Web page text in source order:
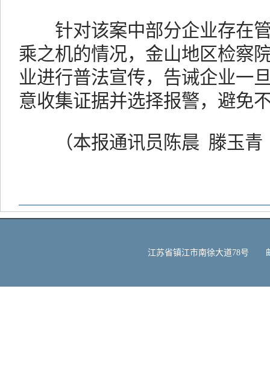
针对该案中部分企业存在管
乘之机的情况，金山地区检察
业进行普法宣传，告诫企业一
意收集证据并选择报警，避免
（本报通讯员陈晨 滕玉青
江苏省镇江市南徐大道78号 邮